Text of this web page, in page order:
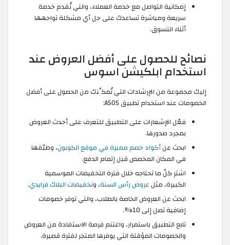
إمكانية التواصل مع خدمة العملاء، والتي تُقدم خدمة
سريعة ومباشرة تساعدك على حل أي مشكلة تواجهها
أثناء التسوق.
نصائح للحصول على أفضل العروض عند
استخدام ابلكيشن اسوس
إليك مجموعة من الإرشادات التي تُمكِّنك من الحصول على أفضل
الخصومات عند استخدام تطبيق ASOS:
فعّل الإشعارات على التطبيق للتعرف على أحدث العروض
بمجرد صدورها.
ابحث عنأكواد خصم مميزة في موقع الكوبون، وطبّقها
في المكان المخصص قبل إتمام الدفع.
اشترِ كلّ ما تحتاجه خلال فترة التخفيضات الموسمية
الكبيرة، مثل عروض رأس السنة، وتخفيضات البلاك فرايدي.
ابحث عن العروض الخاصة بالطلاب، والتي توفر خصومات
إضافية تصل إلى 10%.
تابع التطبيق باستمرار، واغتنم فرصة الاستفادة من العروض
والخصومات المؤقتة التي يوفرها المتجر لفترة قصيرة.